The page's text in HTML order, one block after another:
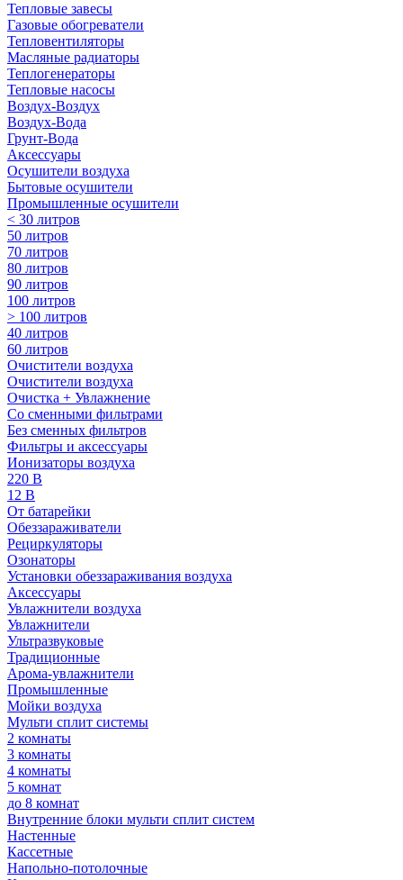
Тепловые завесы
Газовые обогреватели
Тепловентиляторы
Масляные радиаторы
Теплогенераторы
Тепловые насосы
Воздух-Воздух
Воздух-Вода
Грунт-Вода
Аксессуары
Осушители воздуха
Бытовые осушители
Промышленные осушители
< 30 литров
50 литров
70 литров
80 литров
90 литров
100 литров
> 100 литров
40 литров
60 литров
Очистители воздуха
Очистители воздуха
Очистка + Увлажнение
Cо сменными фильтрами
Без сменных фильтров
Фильтры и аксессуары
Ионизаторы воздуха
220 В
12 В
От батарейки
Обеззараживатели
Рециркуляторы
Озонаторы
Установки обеззараживания воздуха
Аксессуары
Увлажнители воздуха
Увлажнители
Ультразвуковые
Традиционные
Арома-увлажнители
Промышленные
Мойки воздуха
Мульти сплит системы
2 комнаты
3 комнаты
4 комнаты
5 комнат
до 8 комнат
Внутренние блоки мульти сплит систем
Настенные
Кассетные
Напольно-потолочные